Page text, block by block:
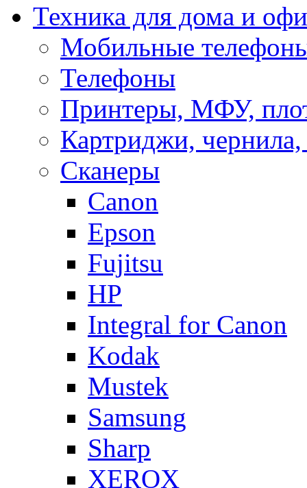
Техника для дома и
Мобильные
Телефоны
Принтеры, МФУ,
Картриджи,
Сканеры
Canon
Epson
Fujitsu
HP
Integral for Canon
Kodak
Mustek
Samsung
Sharp
XEROX